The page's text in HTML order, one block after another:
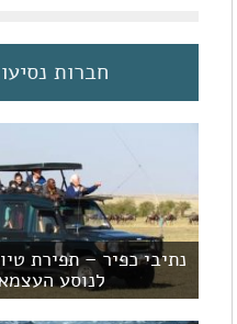
חברות
נתיבי כפיר – תפירת
לנוסע